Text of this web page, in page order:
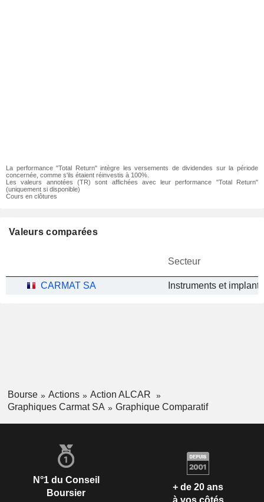
La performance "Total Return" intègre les versements de dividendes sur la période
concernée, comme s'ils étaient réinvestis à 100%.
Les valeurs annotées (TR) sont affichées avec leur performance "Total Return"
(uniquement si disponible)
Cours en clôtures
Valeurs comparées
Secteur
CARMAT SA
Bourse Actions
Action ALCAR
Graphiques Carmat SA
Graphique Comparatif
N°1 du Conseil
Boursier
+ de 20 ans
à vos côtés